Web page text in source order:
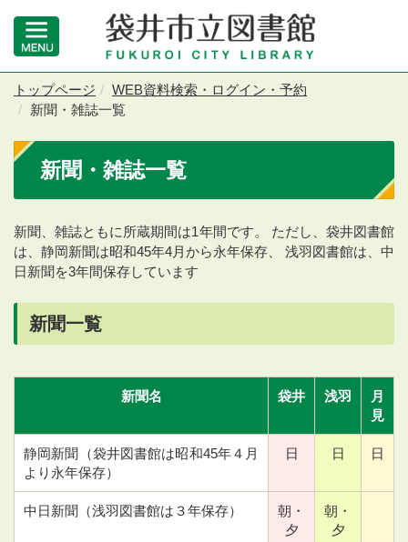
トップページ
WEB資料検索・ログイン・予約
新聞・雑誌一覧
新聞・雑誌一覧
新聞、雑誌ともに所蔵期間は1年間です。 ただし、袋井図書館
は、静岡新聞は昭和45年4月から永年保存、 浅羽図書館は、中
日新聞を3年間保存しています
新聞一覧
新聞名 袋井 浅羽
月
見
静岡新聞（袋井図書館は昭和45年４月
より永年保存）
日 日 日
中日新聞（浅羽図書館は３年保存）
朝・
夕
朝・
夕